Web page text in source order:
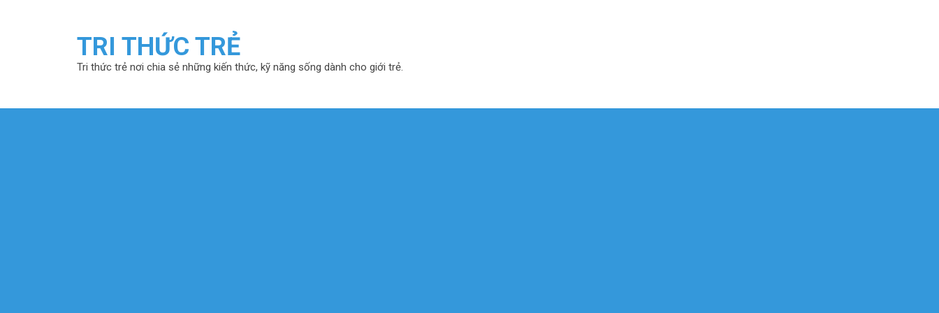
TRI THỨC TRẺ
Tri thức trẻ nơi chia sẻ những kiến thức, kỹ năng sống dành cho giới trẻ.